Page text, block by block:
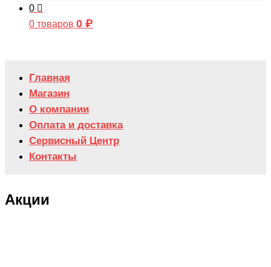
0
0 товаров 0 ₽
Главная
Магазин
О компании
Оплата и доставка
Сервисный Центр
Контакты
Акции